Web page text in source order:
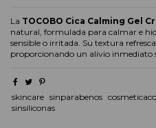
La TOCOBO Cica Calming Gel
natural, formulada para calmar e
sensible o irritada. Su textura
proporcionando un alivio inmediato
skincare sinparabenos
sinsiliconas